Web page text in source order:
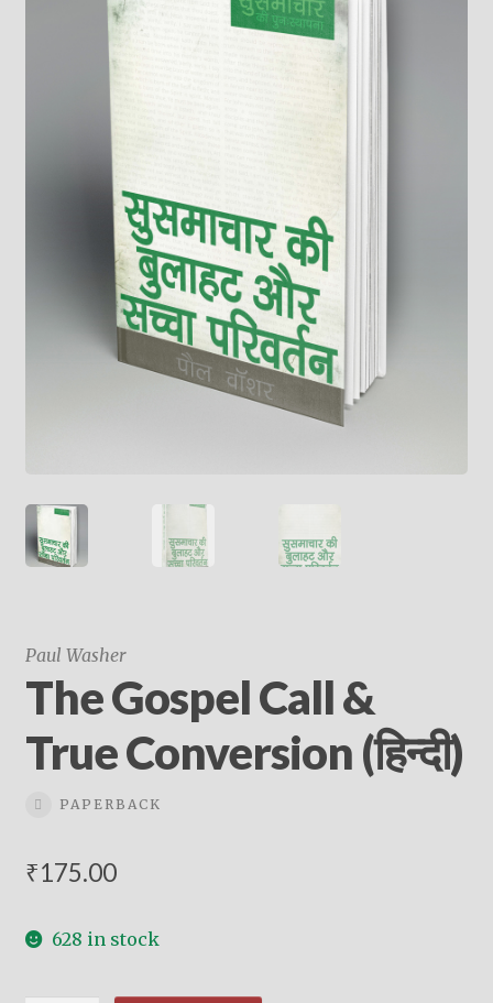
Upcoming Books
My Account
Paul Washer
The Gospel Call &
True Conversion (हिन्दी)
PAPERBACK
₹175.00
628 in stock